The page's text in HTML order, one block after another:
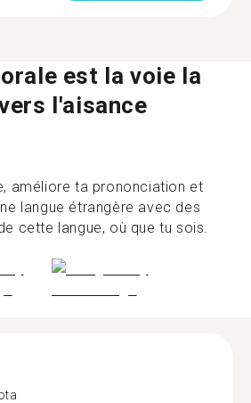
est la voie la
l'aisance
améliore ta prononciation et
langue étrangère avec des
cette langue, où que tu sois.